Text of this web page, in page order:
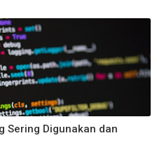
Sering Digunakan dan